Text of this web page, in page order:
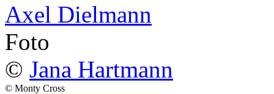
Axel Dielmann
Foto
© Jana Hartmann
© Monty Cross